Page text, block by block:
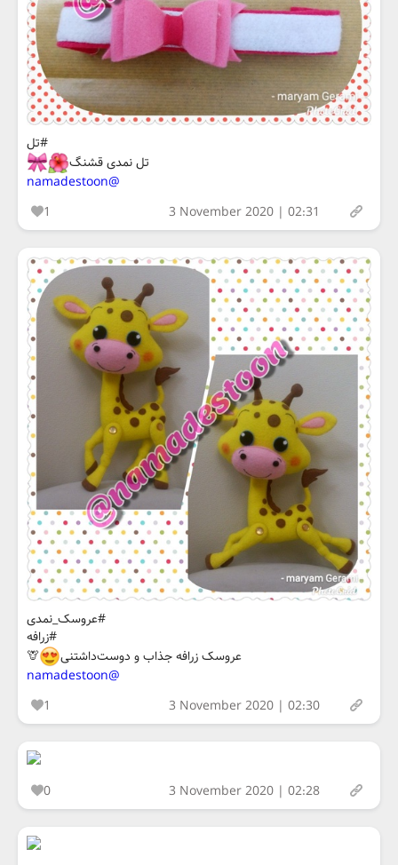
#تل
تل نمدی قشنگ
@namadestoon
1
3 November 2020 | 02:31
#عروسک_نمدی
#زرافه
عروسک زرافه جذاب و دوست‌داشتنی
🦒
@namadestoon
1
3 November 2020 | 02:30
0 3 November 2020 | 02:28